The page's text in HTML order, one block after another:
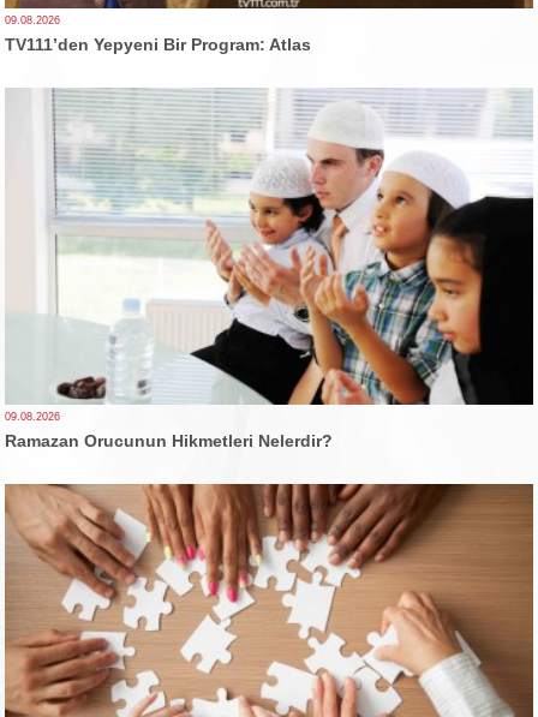
09.08.2026
TV111’den Yepyeni Bir Program: Atlas
09.08.2026
Ramazan Orucunun Hikmetleri Nelerdir?